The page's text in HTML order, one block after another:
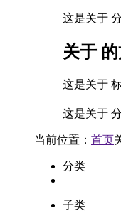
这是关于
关于
这是关于
这是关于
当前位置： 首页
分类
子类